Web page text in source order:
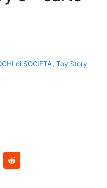
di SOCIETA', Toy Story